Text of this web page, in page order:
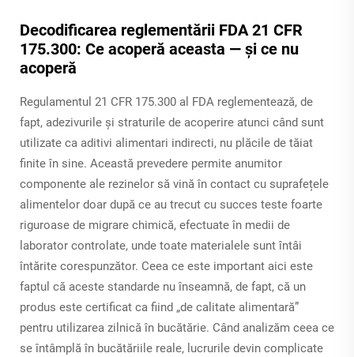
Decodificarea reglementării FDA 21 CFR
175.300: Ce acoperă aceasta — și ce nu
acoperă
Regulamentul 21 CFR 175.300 al FDA reglementează, de
fapt, adezivurile și straturile de acoperire atunci când sunt
utilizate ca aditivi alimentari indirecti, nu plăcile de tăiat
finite în sine. Această prevedere permite anumitor
componente ale rezinelor să vină în contact cu suprafețele
alimentelor doar după ce au trecut cu succes teste foarte
riguroase de migrare chimică, efectuate în medii de
laborator controlate, unde toate materialele sunt întâi
întărite corespunzător. Ceea ce este important aici este
faptul că aceste standarde nu înseamnă, de fapt, că un
produs este certificat ca fiind „de calitate alimentară”
pentru utilizarea zilnică în bucătărie. Când analizăm ceea ce
se întâmplă în bucătăriile reale, lucrurile devin complicate